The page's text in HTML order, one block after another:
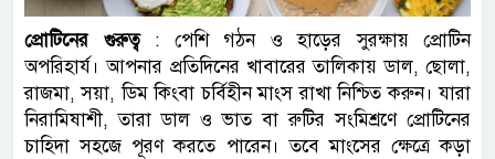
প্রোটিনের গুরুত্ব: পেশি গঠন ও হাড়ের সুরক্ষায় প্রোটিন
অপরিহার্য। আপনার প্রতিদিনের খাবারের তালিকায় ডাল, ছোলা,
রাজমা, সয়া, ডিম কিংবা চর্বিহীন মাংস রাখা নিশ্চিত করুন। যারা
নিরামিষাশী, তারা ডাল ও ভাত বা রুটির সংমিশ্রণে প্রোটিনের
চাহিদা সহজে পূরণ করতে পারেন। তবে মাংসের ক্ষেত্রে কড়া